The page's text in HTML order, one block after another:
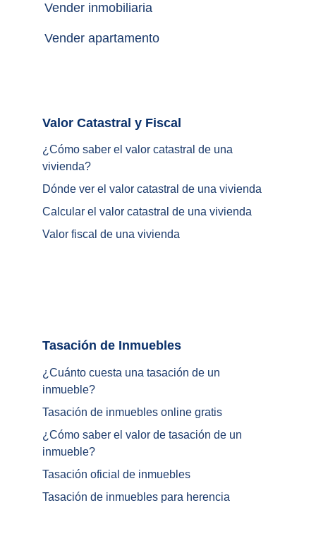
¿Cuánto cuesta una tasación de un
inmueble?
Tasación de inmuebles online gratis
¿ Cómo saber el valor de tasación de un
inmueble?
Tasación oficial de inmuebles
Tasación de inmuebles para herencia
¿ Cómo saber el valor catastral de una
vivienda?
Dónde ver el valor catastral de una vivienda
Calcular el valor catastral de una vivienda
Valor fiscal de una vivienda
Vender inmobiliaria
Vender apartamento